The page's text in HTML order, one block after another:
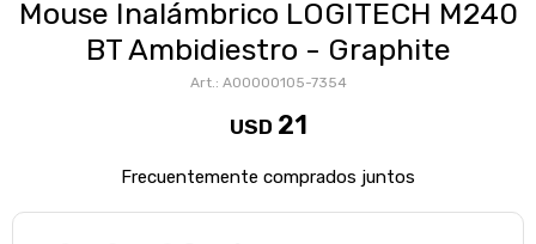
Mouse Inalámbrico LOGITECH M240
BT Ambidiestro - Graphite
A00000105-7354
USD 21
Frecuentemente comprados juntos